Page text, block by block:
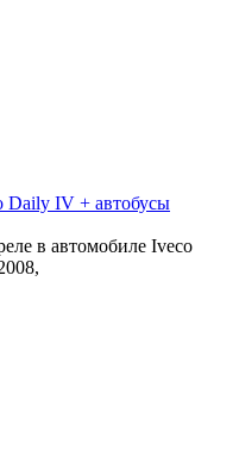
Daily IV + автобусы
в автомобиле Iveco